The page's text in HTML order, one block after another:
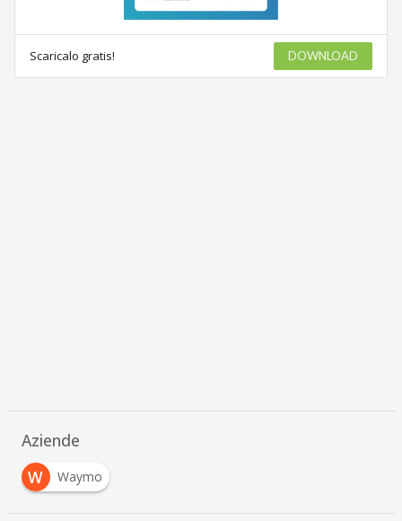
Scaricalo gratis! DOWNLOAD
Aziende
W
Waymo